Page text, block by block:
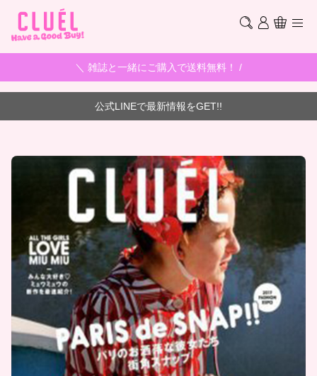
＼ 雑誌と一緒にご購入で送料無料！ /
公式LINEで最新情報をGET!!